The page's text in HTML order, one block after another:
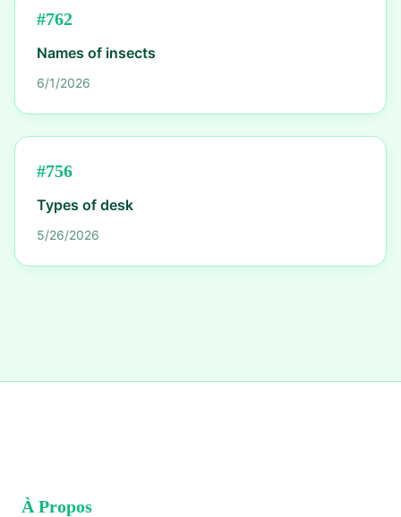
#762
Names of insects
6/1/2026
#756
Types of desk
5/26/2026
À Propos